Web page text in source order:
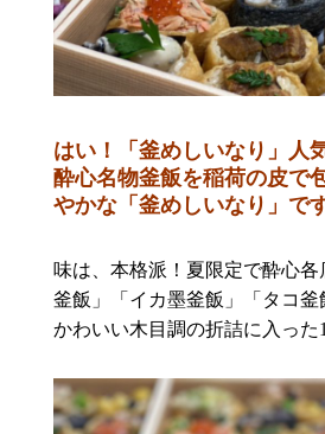
はい！「釜めしいなり」人
酔心名物釜飯を稲荷の皮で
やかな「釜めしいなり」で
味は、本格派！夏限定で酔心
釜飯」「イカ墨釜飯」「タコ
かわいい木目調の折詰に入った